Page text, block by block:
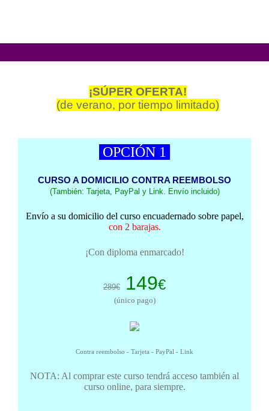
¡SÚPER OFERTA!
(de verano, por tiempo limitado)
OPCIÓN 1
CURSO A DOMICILIO CONTRA REEMBOLSO
(También: Tarjeta, PayPal y Link. Envío incluido)
Envío a su domicilio del curso encuadernado sobre papel,
con 2 barajas.
¡Con diploma enmarcado!
289€ 149€
(único pago)
Contra reembolso - Tarjeta - PayPal - Link
NOTA: Al comprar este curso tendrá acceso también al
curso online, para siempre.